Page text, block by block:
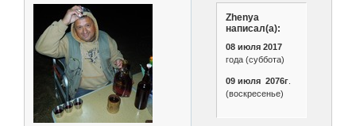
Zhenya
написал(а):
08 июля 2017
года (суббота)
09 июля 2076г.
(воскресенье)